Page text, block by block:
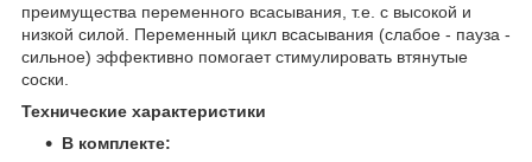
преимущества переменного всасывания, т.е. с высокой и
низкой силой. Переменный цикл всасывания (слабое - пауза -
сильное) эффективно помогает стимулировать втянутые
соски.
Технические характеристики
В комплекте: